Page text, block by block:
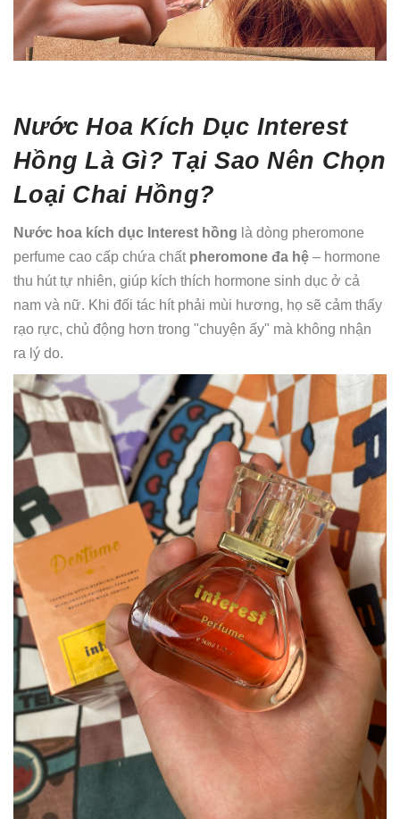
Nước Hoa Kích Dục Interest
Hồng Là Gì? Tại Sao Nên Chọn
Loại Chai Hồng?
Nước hoa kích dục Interest hồng là dòng pheromone
perfume cao cấp chứa chất pheromone đa hệ – hormone
thu hút tự nhiên, giúp kích thích hormone sinh dục ở cả
nam và nữ. Khi đối tác hít phải mùi hương, họ sẽ cảm thấy
rạo rực, chủ động hơn trong "chuyện ấy" mà không nhận
ra lý do.